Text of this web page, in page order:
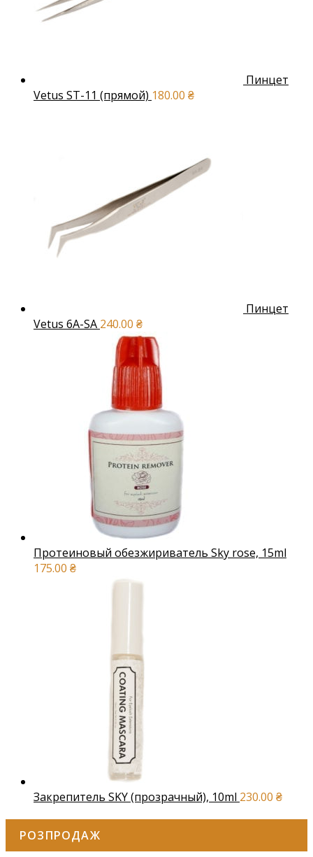
Пинцет
Vetus ST-11 (прямой) 180.00 ₴
Пинцет
Vetus 6A-SA 240.00 ₴
Протеиновый обезжириватель Sky rose, 15ml
175.00 ₴
Закрепитель SKY (прозрачный), 10ml 230.00 ₴
РОЗПРОДАЖ